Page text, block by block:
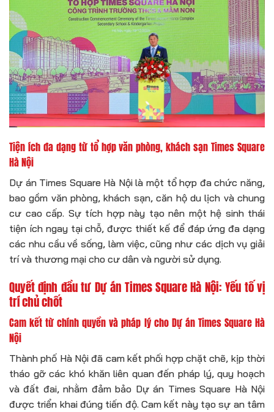
Tiện ích đa dạng từ tổ hợp văn phòng, khách sạn Times Square
Hà Nội
Dự án Times Square Hà Nội là một tổ hợp đa chức năng,
bao gồm văn phòng, khách sạn, căn hộ du lịch và chung
cư cao cấp. Sự tích hợp này tạo nên một hệ sinh thái
tiện ích ngay tại chỗ, được thiết kế để đáp ứng đa dạng
các nhu cầu về sống, làm việc, cũng như các dịch vụ giải
trí và thương mại cho cư dân và người sử dụng.
Quyết định đầu tư Dự án Times Square Hà Nội: Yếu tố vị
trí chủ chốt
Cam kết từ chính quyền và pháp lý cho Dự án Times Square Hà
Nội
Thành phố Hà Nội đã cam kết phối hợp chặt chẽ, kịp thời
tháo gỡ các khó khăn liên quan đến pháp lý, quy hoạch
và đất đai, nhằm đảm bảo Dự án Times Square Hà Nội
được triển khai đúng tiến độ. Cam kết này tạo sự an tâm